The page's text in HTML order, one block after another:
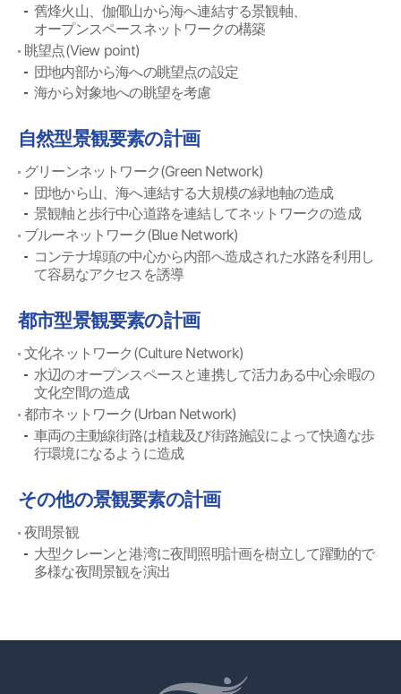
舊烽火山、伽倻山から海へ連結する景観軸、
オープンスペースネットワークの構築
眺望点(View point)
団地内部から海への眺望点の設定
海から対象地への眺望を考慮
自然型景観要素の計画
グリーンネットワーク(Green Network)
団地から山、海へ連結する大規模の緑地軸の造成
景観軸と歩行中心道路を連結してネットワークの造成
ブルーネットワーク(Blue Network)
コンテナ埠頭の中心から内部へ造成された水路を利用し
て容易なアクセスを誘導
都市型景観要素の計画
文化ネットワーク(Culture Network)
水辺のオープンスペースと連携して活力ある中心余暇の
文化空間の造成
都市ネットワーク(Urban Network)
車両の主動線街路は植栽及び街路施設によって快適な歩
行環境になるように造成
その他の景観要素の計画
夜間景観
大型クレーンと港湾に夜間照明計画を樹立して躍動的で
多様な夜間景観を演出